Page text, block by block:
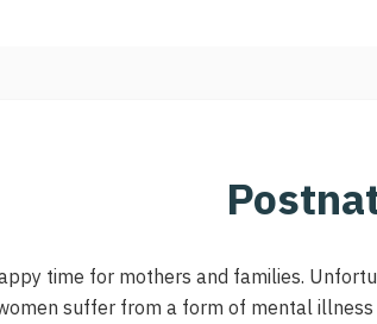
time for mothers and families.
suffer from a form of mental